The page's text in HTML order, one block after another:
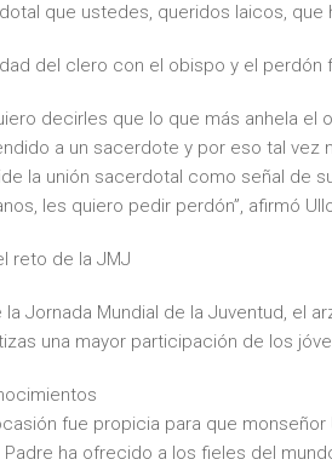
que ustedes, queridos laicos, que
del clero con el obispo y el
decirles que lo que más anhela
a un sacerdote y por eso tal vez
la unión sacerdotal como señal de
les quiero pedir perdón”, afirmó
reto de la JMJ
la Jornada Mundial de la Juventud, el
una mayor participación de los
fue propicia para que
Padre ha ofrecido a los fieles del